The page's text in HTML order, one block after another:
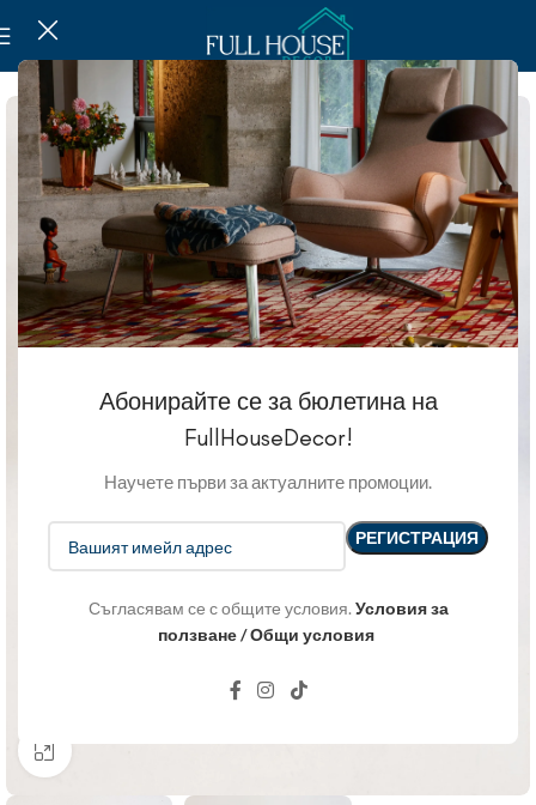
Абонирайте се за бюлетина на
FullHouseDecor!
Научете първи за актуалните промоции.
Съгласявам се с общите условия. Условия за
ползване / Общи условия
Click to enlarge